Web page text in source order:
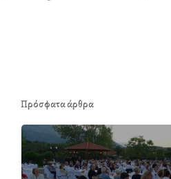
Πρόσφατα άρθρα